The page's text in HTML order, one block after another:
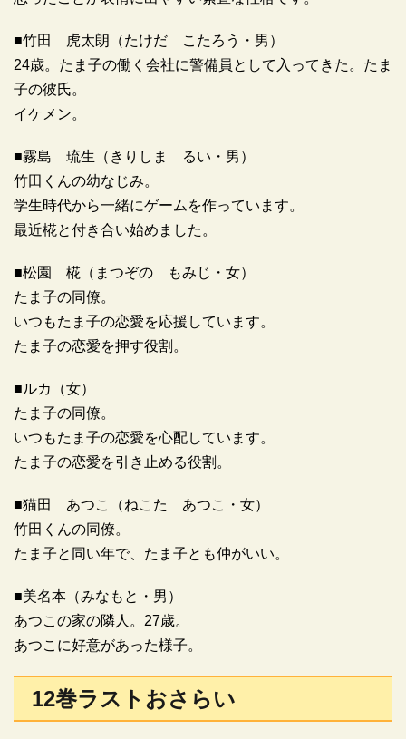
■竹田 虎太朗（たけだ こたろう・男）
24歳。たま子の働く会社に警備員として入ってきた。たま
子の彼氏。
イケメン。
■霧島 琉生（きりしま るい・男）
竹田くんの幼なじみ。
学生時代から一緒にゲームを作っています。
最近椛と付き合い始めました。
■松園 椛（まつぞの もみじ・女）
たま子の同僚。
いつもたま子の恋愛を応援しています。
たま子の恋愛を押す役割。
■ルカ（女）
たま子の同僚。
いつもたま子の恋愛を心配しています。
たま子の恋愛を引き止める役割。
■猫田 あつこ（ねこた あつこ・女）
竹田くんの同僚。
たま子と同い年で、たま子とも仲がいい。
■美名本（みなもと・男）
あつこの家の隣人。27歳。
あつこに好意があった様子。
12巻ラストおさらい